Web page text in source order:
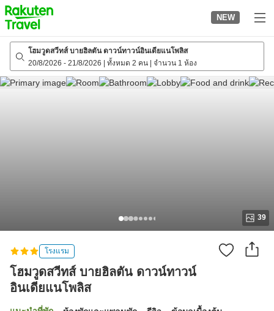
to
top
page
NEW
โฮมวูดสวีทส์ บายฮิลตัน ดาวน์ทาวน์อินเดียแนโพลิส
20/8/2026 - 21/8/2026 ทั้งหมด 2 คน จำนวน 1 ห้อง
39
โรงแรม
โฮมวูดสวีทส์ บายฮิลตัน ดาวน์ทาวน์
อินเดียแนโพลิส